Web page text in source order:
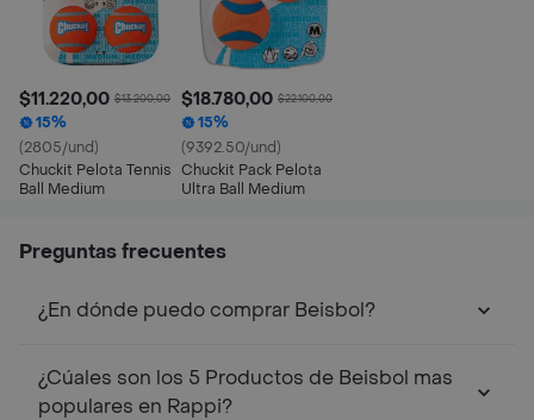
$11.220,00 $13.200,00
15%
(2805/und)
Chuckit Pelota Tennis
Ball Medium
$18.780,00 $22.100,00
15%
(9392.50/und)
Chuckit Pack Pelota
Ultra Ball Medium
Preguntas frecuentes
¿En dónde puedo comprar Beisbol?
¿Cúales son los 5 Productos de Beisbol mas
populares en Rappi?